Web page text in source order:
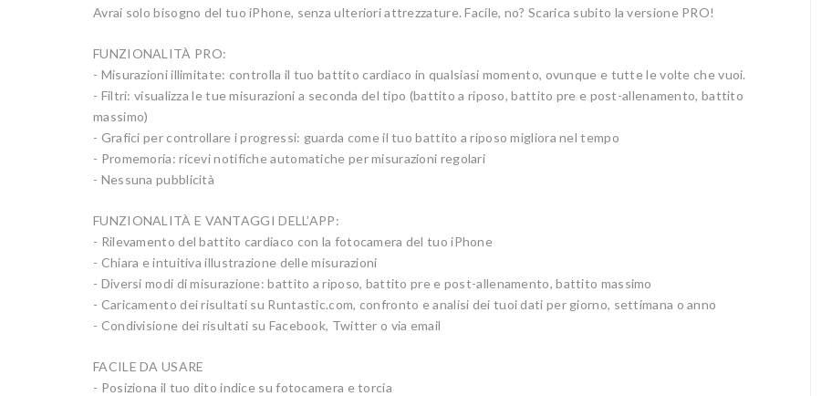
Avrai solo bisogno del tuo iPhone, senza ulteriori attrezzature. Facile, no? Scarica subito la versione PRO!
FUNZIONALITÀ PRO:
- Misurazioni illimitate: controlla il tuo battito cardiaco in qualsiasi momento, ovunque e tutte le volte che vuoi.
- Filtri: visualizza le tue misurazioni a seconda del tipo (battito a riposo, battito pre e post-allenamento, battito
massimo)
- Grafici per controllare i progressi: guarda come il tuo battito a riposo migliora nel tempo
- Promemoria: ricevi notifiche automatiche per misurazioni regolari
- Nessuna pubblicità
FUNZIONALITÀ E VANTAGGI DELL’APP:
- Rilevamento del battito cardiaco con la fotocamera del tuo iPhone
- Chiara e intuitiva illustrazione delle misurazioni
- Diversi modi di misurazione: battito a riposo, battito pre e post-allenamento, battito massimo
- Caricamento dei risultati su Runtastic.com, confronto e analisi dei tuoi dati per giorno, settimana o anno
- Condivisione dei risultati su Facebook, Twitter o via email
FACILE DA USARE
- Posiziona il tuo dito indice su fotocamera e torcia